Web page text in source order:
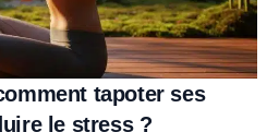
tapoter ses
le stress ?